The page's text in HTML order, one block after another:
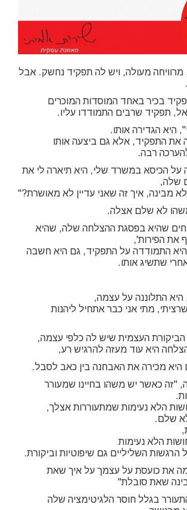
מרוויחה מעולה, ויש לה תפקיד נחשק. אבל
בכיר באחד המוסדות המוכרים
תפקיד שרבים התמודדו עליו.
היא הגדירה אותו.
את התפקיד, אלא גם ביצעה אותו
רבה.
על הכיסא במשרד שלי, היא תיארה לי את
שלה,
לא מבינה, איך זה שאני עדיין לא מאושרת?"
לא שלם אצלה.
שהיא בפסגת ההצלחה שלה, שהיא
את הפירות',
התמודדה על התפקיד, גם היא חשבה
שתשיג אותו.
התלוננה על עצמה,
מתי אני כבר אתחיל ליהנות
הביקורת העצמית שיש לה כלפי עצמה,
היא עוד מעזה להרגיש רע,
היא מכירה את האבחנה בין כאב לסבל.
"זה כאשר יש משהו בחיינו שמעורר
הלא נעימות שמתעוררות אצלך,
שלם.
הלא נעימות
הרגשות השליליים גם שיפוטיות וביקורת.
את כועסת על עצמך על איך שאת
שאת סובלת"
בגלל חוסר הלגיטימציה שלה